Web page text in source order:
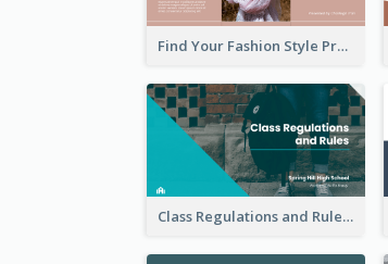
Find Your Fashion Style Presentation
Class Regulations and Rules Presentation